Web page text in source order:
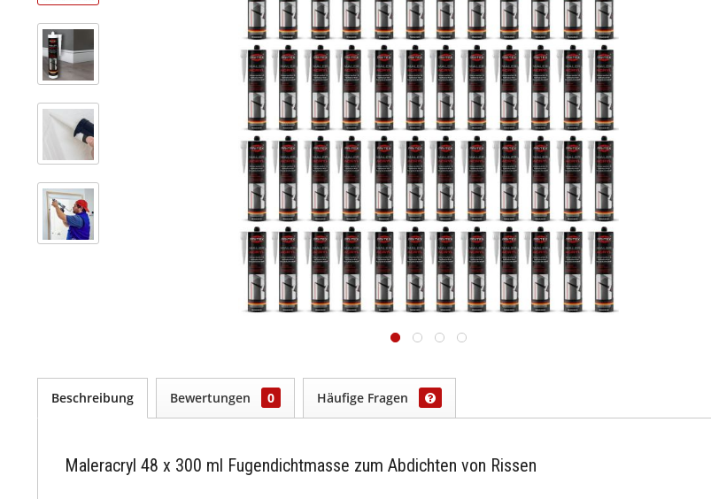
Beschreibung Bewertungen 0 Häufige Fragen
Maleracryl 48 x 300 ml Fugendichtmasse zum Abdichten von Rissen